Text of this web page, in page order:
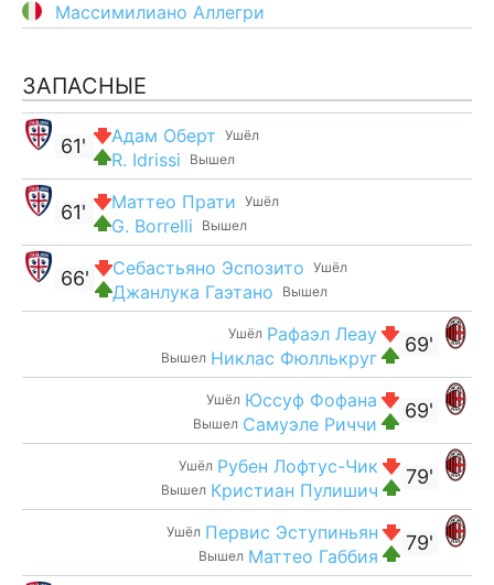
Массимилиано Аллегри
ЗАПАСНЫЕ
Ушёл
Адам Оберт
Вышел
R. Idrissi
61'
Ушёл
Маттео Прати
Вышел
G. Borrelli
61'
Ушёл
Себастьяно Эспозито
Вышел
Джанлука Гаэтано
66'
69'
Ушёл Рафаэл Леау
Вышел Никлас Фюллькруг
69'
Ушёл Юссуф Фофана
Вышел Самуэле Риччи
79'
Ушёл Рубен Лофтус-Чик
Вышел Кристиан Пулишич
79'
Ушёл Первис Эступиньян
Вышел Маттео Габбия